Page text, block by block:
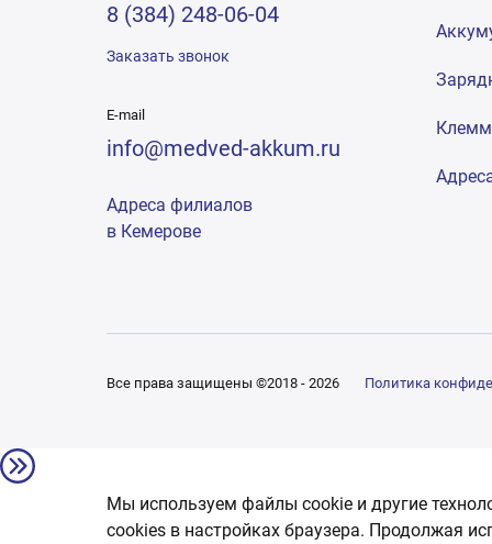
8 (384) 248-06-04
Заказать звонок
E-mail
info@medved-akkum.ru
Адреса филиалов
в Кемерове
Все права защищены ©2018 - 2026 Политика
Мы используем файлы cookie и другие
сookies в настройках браузера. Продолжая